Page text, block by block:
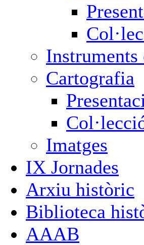
Cartografia
Imatges
IX Jornades
Arxiu històric
Biblioteca
AAAB